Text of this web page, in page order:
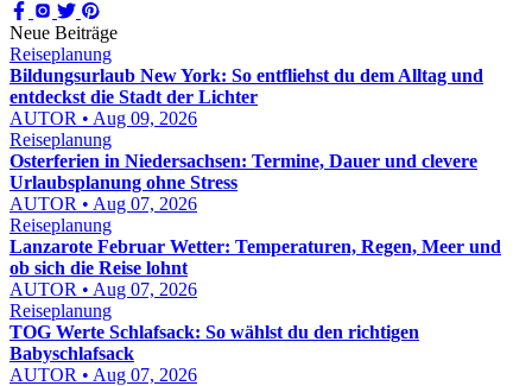
Neue Beiträge
Reiseplanung
Bildungsurlaub New York: So entfliehst du dem Alltag und
entdeckst die Stadt der Lichter
AUTOR • Aug 09, 2026
Reiseplanung
Osterferien in Niedersachsen: Termine, Dauer und clevere
Urlaubsplanung ohne Stress
AUTOR • Aug 07, 2026
Reiseplanung
Lanzarote Februar Wetter: Temperaturen, Regen, Meer und
ob sich die Reise lohnt
AUTOR • Aug 07, 2026
Reiseplanung
TOG Werte Schlafsack: So wählst du den richtigen
Babyschlafsack
AUTOR • Aug 07, 2026